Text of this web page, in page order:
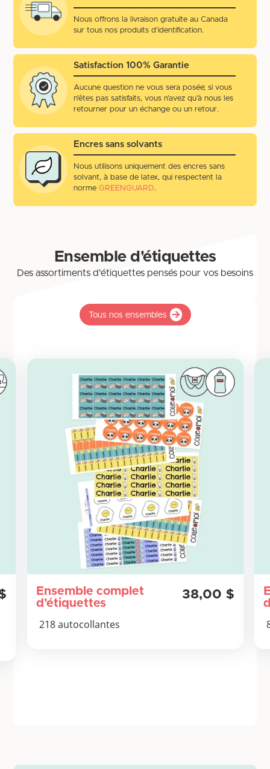
Nous offrons la livraison gratuite au Canada
sur tous nos produits d'identification.
Satisfaction 100% Garantie
Aucune question ne vous sera posée; si vous
n’êtes pas satisfaits, vous n’avez qu’à nous les
retourner pour un échange ou un retour.
Encres sans solvants
Nous utilisons uniquement des encres sans
solvant, à base de latex, qui respectent la
normeGREENGUARD.
Ensemble d'étiquettes
Des assortiments d'étiquettes pensés pour vos besoins
Tous nos ensembles
Ensemble complet
d’étiquettes
38,00 $
218 autocollantes